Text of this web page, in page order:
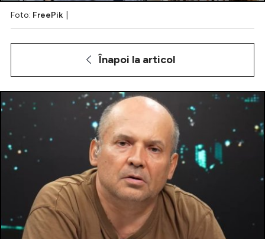
Intră în cont
Creează cont
Foto: FreePik
Înapoi la articol